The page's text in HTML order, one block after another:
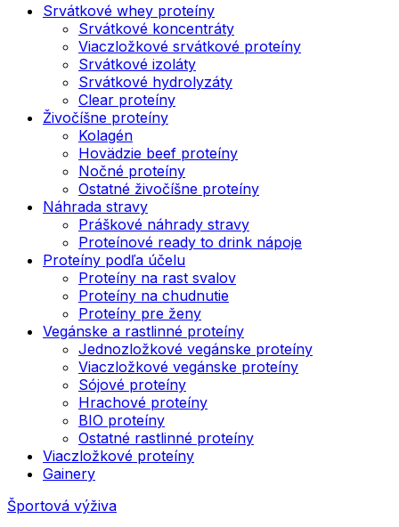
Srvátkové whey proteíny
Srvátkové koncentráty
Viaczložkové srvátkové proteíny
Srvátkové izoláty
Srvátkové hydrolyzáty
Clear proteíny
Živočíšne proteíny
Kolagén
Hovädzie beef proteíny
Nočné proteíny
Ostatné živočíšne proteíny
Náhrada stravy
Práškové náhrady stravy
Proteínové ready to drink nápoje
Proteíny podľa účelu
Proteíny na rast svalov
Proteíny na chudnutie
Proteíny pre ženy
Vegánske a rastlinné proteíny
Jednozložkové vegánske proteíny
Viaczložkové vegánske proteíny
Sójové proteíny
Hrachové proteíny
BIO proteíny
Ostatné rastlinné proteíny
Viaczložkové proteíny
Gainery
Športová výživa